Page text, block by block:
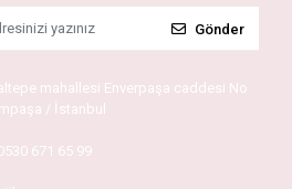
Gönder
mahallesi Enverpaşa caddesi No
/ İstanbul
671 65 99